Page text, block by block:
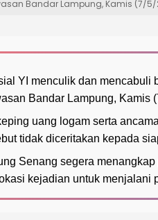
Bandar Lampung, Kamis (7/5/
YI menculik dan mencabuli
Bandar Lampung, Kamis
uang logam serta
tidak diceritakan kepada
Senang segera
kejadian untuk menjalani